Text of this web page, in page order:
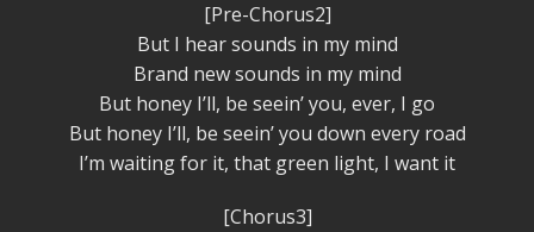
[Pre-Chorus2]
But I hear sounds in my mind
Brand new sounds in my mind
But honey I’ll, be seein’ you, ever, I go
But honey I’ll, be seein’ you down every road
I’m waiting for it, that green light, I want it
[Chorus3]